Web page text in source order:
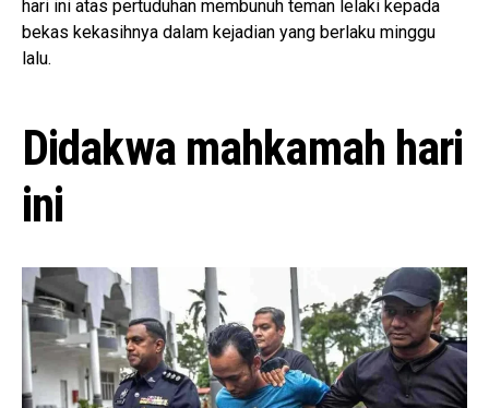
hari ini atas pertuduhan membunuh teman lelaki kepada
bekas kekasihnya dalam kejadian yang berlaku minggu
lalu.
Didakwa mahkamah hari
ini